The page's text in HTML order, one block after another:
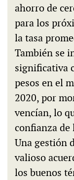
ahorro de
para los
la tasa
También se
significativa
pesos en el
2020, por
vencían, lo
confianza de
Una gestión
valioso
los buenos